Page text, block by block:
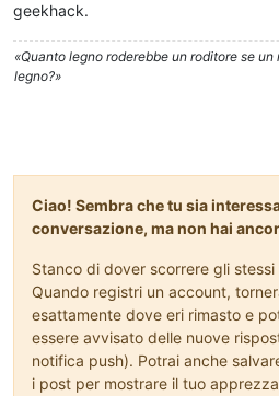
geekhack.
«Quanto legno roderebbe un roditore se
legno?»
Ciao! Sembra che tu sia
conversazione, ma non hai
Stanco di dover scorrere gli
Quando registri un account,
esattamente dove eri rimasto e
essere avvisato delle nuove
notifica push). Potrai anche
i post per mostrare il tuo